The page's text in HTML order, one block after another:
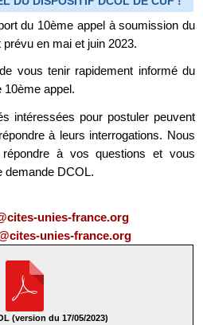
du 10ème appel à soumission du
en mai et juin 2023.
vous tenir rapidement informé du
10ème appel.
intéressées pour postuler peuvent
à leurs interrogations. Nous
à vos questions et vous
demande DCOL.
unies-france.org
unies-france.org
(version du 17/05/2023)